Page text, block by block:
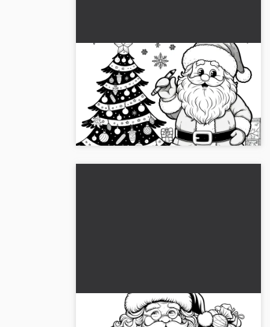
Joulupukki lahjojen kanssa &
joulukuusi (värityskuva)
Hanki meiltä joulupukkivärityskuva
lahjoineen ja joulukuusineen. Täydellinen
värittämistä varten 🎅 Lataa ilmaiseksi...
Joulupukki: ilmainen värityskuva